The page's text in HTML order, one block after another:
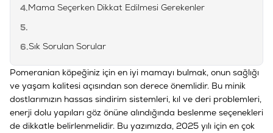
4.Mama Seçerken Dikkat Edilmesi Gerekenler
5.
6.Sık Sorulan Sorular
Pomeranian köpeğiniz için en iyi mamayı bulmak, onun sağlığı
ve yaşam kalitesi açısından son derece önemlidir. Bu minik
dostlarımızın hassas sindirim sistemleri, kıl ve deri problemleri,
enerji dolu yapıları göz önüne alındığında beslenme seçenekleri
de dikkatle belirlenmelidir. Bu yazımızda, 2025 yılı için en çok